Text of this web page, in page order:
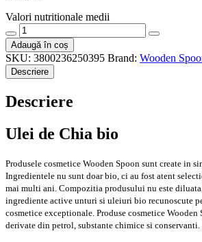
Valori nutritionale medii
Cantitate
Ulei
de
chia
ecologic
Wooden
Adaugă în coș
SKU: 3800236250395 Brand: Wooden
Descriere
Descriere
Ulei de Chia bio
Produsele cosmetice Wooden Spoon sunt create in
Ingredientele nu sunt doar bio, ci au fost atent
mai multi ani. Compozitia produsului nu este
ingrediente active unturi si uleiuri bio recunoscute
cosmetice exceptionale. Produse cosmetice Wooden
derivate din petrol, substante chimice si conservanti.